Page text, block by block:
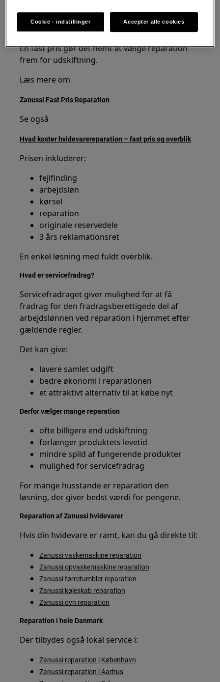
Løsning
Zanussi reparation med fast pris
En fast pris gør det nemt at vælge reparation
frem for udskiftning.
Læs mere om
Zanussi Fast Pris Reparation
Se også
Hvad koster hvidevarereparation – fast pris og overblik
Prisen inkluderer:
fejlfinding
arbejdsløn
kørsel
reparation
originale reservedele
3 års reklamationsret
En enkel løsning med fuldt overblik.
Hvad er servicefradrag?
Servicefradraget giver mulighed for at få
fradrag for den fradragsberettigede del af
arbejdslønnen ved reparation i hjemmet efter
gældende regler.
Det kan give:
lavere samlet udgift
bedre økonomi i reparationen
et attraktivt alternativ til at købe nyt
Derfor vælger mange reparation
ofte billigere end udskiftning
forlænger produktets levetid
mindre spild af fungerende produkter
mulighed for servicefradrag
For mange husstande er reparation den
løsning, der giver bedst værdi for pengene.
Reparation af Zanussi hvidevarer
Hvis din hvidevare er ramt, kan du gå direkte til:
Zanussi vaskemaskine reparation
Zanussi opvaskemaskine reparation
Zanussi tørretumbler reparation
Zanussi køleskab reparation
Zanussi ovn reparation
Reparation i hele Danmark
Der tilbydes også lokal service i:
Zanussi reparation i København
Zanussi reparation i Aarhus
Cookie - indstillinger Accepter alle cookies